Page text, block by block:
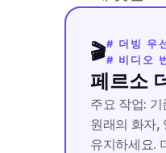
🎬# 더빙 우
# 비디오
페르소
주요 작업:
원래의 화자,
유지하세요.